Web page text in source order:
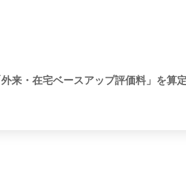
来・在宅ベースアップ評価料」を算